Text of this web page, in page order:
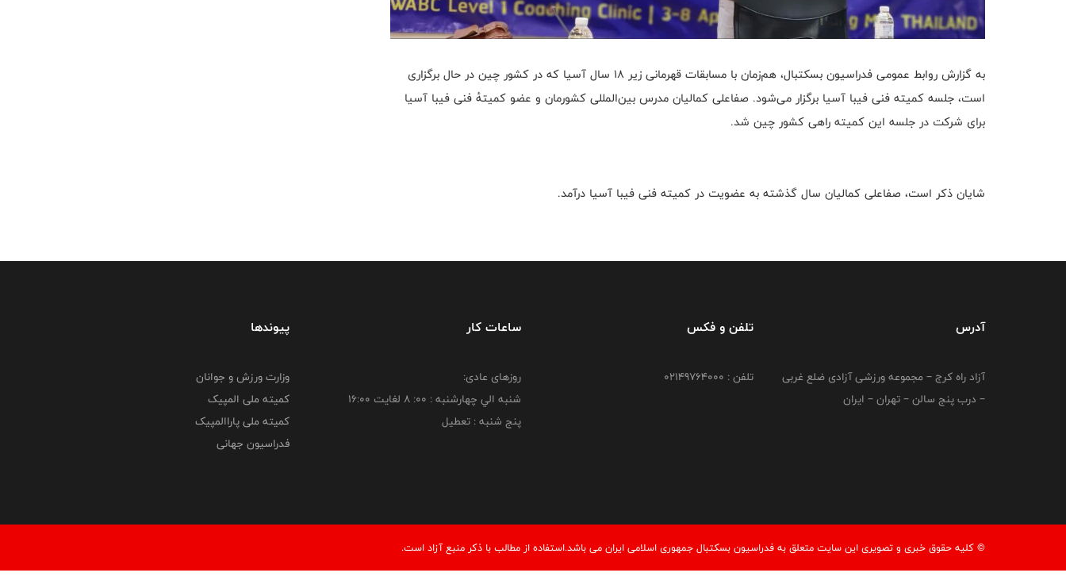
به گزارش روابط عمومی فدراسیون بسکتبال، هم‌زمان با مسابقات قهرمانی زیر ۱۸ سال آسیا که در کشور چین در حال برگزاری
است، جلسه کمیته فنی فیبا آسیا برگزار می‌شود. صفاعلی کمالیان مدرس بین‌المللی کشورمان و عضو کمیتهٔ فنی فیبا آسیا
برای شرکت در جلسه این کمیته راهی کشور چین شد.
شایان ذکر است، صفاعلی کمالیان سال گذشته به عضویت در کمیته فنی فیبا آسیا درآمد.
آدرس
آزاد راه کرج – مجموعه ورزشی آزادی ضلع غربی
– درب پنج سالن – تهران – ایران
تلفن و فکس
تلفن : 02149764000
ساعات کار
روزهای عادی:
شنبه الي چهارشنبه : 00: 8 لغايت 16:00
پنج شنبه : تعطیل
پیوندها
وزارت ورزش و جوانان
کمیته ملی المپیک
کمیته ملی پاراالمپیک
فدراسیون جهانی
© کليه حقوق خبری و تصويری اين سايت متعلق به فدراسیون بسکتبال جمهوری اسلامی ایران می باشد.استفاده از مطالب با ذكر منبع آزاد است.